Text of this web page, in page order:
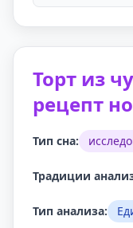
Торт из
рецепт
Тип сна:
Традиции
Тип анализа: